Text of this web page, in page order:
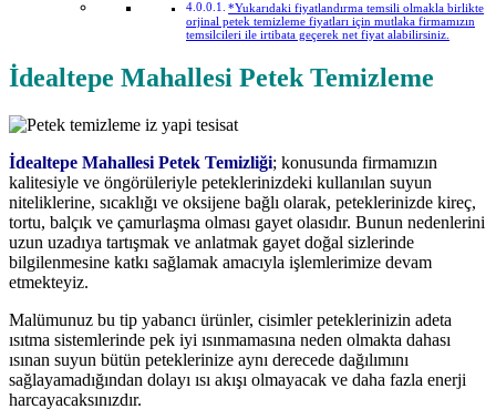
*Yukarıdaki fiyatlandırma temsili olmakla birlikte
orjinal petek temizleme fiyatları için mutlaka firmamızın
temsilcileri ile irtibata geçerek net fiyat alabilirsiniz.
İdealtepe Mahallesi Petek Temizleme
İdealtepe Mahallesi Petek Temizliği; konusunda firmamızın
kalitesiyle ve öngörüleriyle peteklerinizdeki kullanılan suyun
niteliklerine, sıcaklığı ve oksijene bağlı olarak, peteklerinizde kireç,
tortu, balçık ve çamurlaşma olması gayet olasıdır. Bunun nedenlerini
uzun uzadıya tartışmak ve anlatmak gayet doğal sizlerinde
bilgilenmesine katkı sağlamak amacıyla işlemlerimize devam
etmekteyiz.
Malümunuz bu tip yabancı ürünler, cisimler peteklerinizin adeta
ısıtma sistemlerinde pek iyi ısınmamasına neden olmakta dahası
ısınan suyun bütün peteklerinize aynı derecede dağılımını
sağlayamadığından dolayı ısı akışı olmayacak ve daha fazla enerji
harcayacaksınızdır.